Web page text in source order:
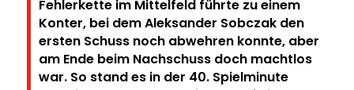
Fehlerkette im Mittelfeld führte zu einem
Konter, bei dem Aleksander Sobczak den
ersten Schuss noch abwehren konnte, aber
am Ende beim Nachschuss doch machtlos
war. So stand es in der 40. Spielminute